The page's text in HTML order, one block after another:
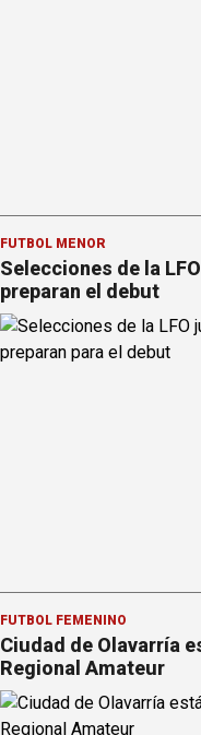
FÚTBOL MENOR
Selecciones de la
preparan el debut
FÚTBOL FEMENINO
Ciudad de Olavarría
Regional Amateur